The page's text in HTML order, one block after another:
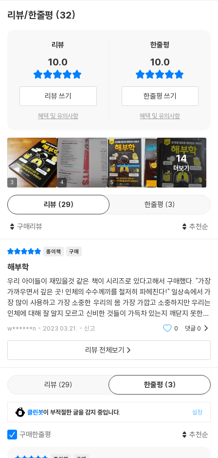
리뷰/한줄평 32
리뷰
10.0
리뷰 쓰기
혜택 및 유의사항
한줄평
10.0
한줄평 쓰기
혜택 및 유의사항
3 4 5
14
더보기
리뷰 29 한줄평 3
구매리뷰 추천순
종이책 구매
해부학
우리 아이들이 재밌을것 같은 책이 시리즈로 있다고해서 구매했다. "가장
가까우면서 깊은 곳! 인체의 수수께끼를 철저히 파헤친다!" 일상속에서 가
장 많이 사용하고 가장 소중한 우리의 몸 가장 가깝고 소중하지만 우리는
인체에 대해 잘 알지 모르고 신비한 것들이 가득차 있는지 깨닫지 못한다.
해부학이 궁금해서 구매했다. 일반인들도 알기 쉽게 글과 그림으로 설명되
w******n 2023.03.21. 신고 0 댓글0
리뷰 전체보기
리뷰 29 한줄평 3
클린봇이 부적절한 글을 감지 중입니다. 설정
구매한줄평 추천순